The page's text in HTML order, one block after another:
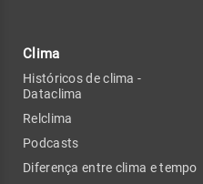
Clima
Históricos de clima -
Dataclima
Relclima
Podcasts
Diferença entre clima e tempo